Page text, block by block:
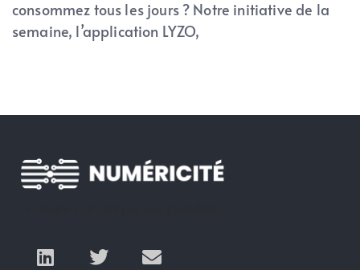
consommez tous les jours ? Notre initiative de la
semaine, l’application LYZO,